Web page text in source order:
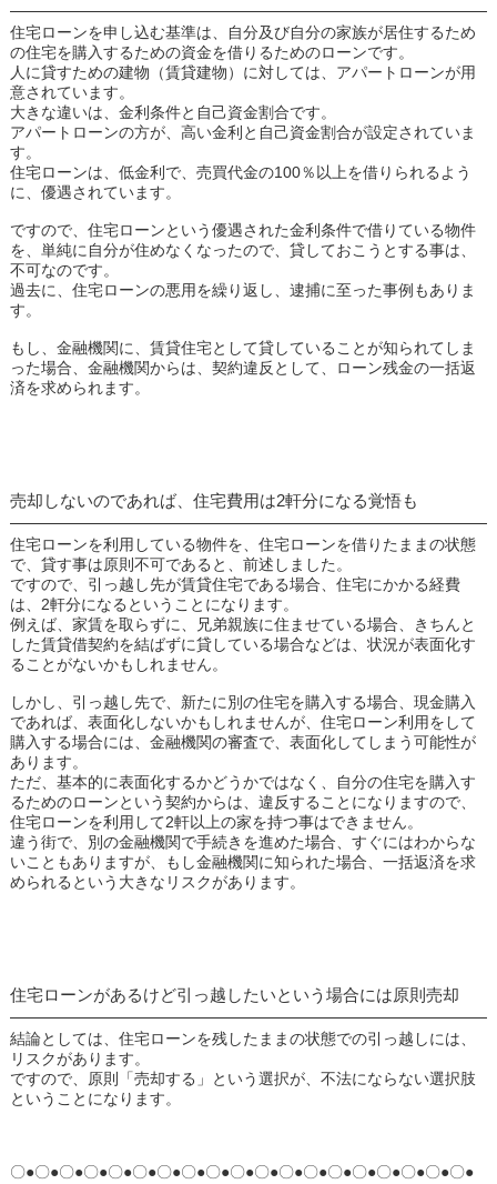
住宅ローンを申し込む基準は、自分及び自分の家族が居住するため
の住宅を購入するための資金を借りるためのローンです。
人に貸すための建物（賃貸建物）に対しては、アパートローンが用
意されています。
大きな違いは、金利条件と自己資金割合です。
アパートローンの方が、高い金利と自己資金割合が設定されていま
す。
住宅ローンは、低金利で、売買代金の100％以上を借りられるよう
に、優遇されています。
ですので、住宅ローンという優遇された金利条件で借りている物件
を、単純に自分が住めなくなったので、貸しておこうとする事は、
不可なのです。
過去に、住宅ローンの悪用を繰り返し、逮捕に至った事例もありま
す。
もし、金融機関に、賃貸住宅として貸していることが知られてしま
った場合、金融機関からは、契約違反として、ローン残金の一括返
済を求められます。
売却しないのであれば、住宅費用は2軒分になる覚悟も
住宅ローンを利用している物件を、住宅ローンを借りたままの状態
で、貸す事は原則不可であると、前述しました。
ですので、引っ越し先が賃貸住宅である場合、住宅にかかる経費
は、2軒分になるということになります。
例えば、家賃を取らずに、兄弟親族に住ませている場合、きちんと
した賃貸借契約を結ばずに貸している場合などは、状況が表面化す
ることがないかもしれません。
しかし、引っ越し先で、新たに別の住宅を購入する場合、現金購入
であれば、表面化しないかもしれませんが、住宅ローン利用をして
購入する場合には、金融機関の審査で、表面化してしまう可能性が
あります。
ただ、基本的に表面化するかどうかではなく、自分の住宅を購入す
るためのローンという契約からは、違反することになりますので、
住宅ローンを利用して2軒以上の家を持つ事はできません。
違う街で、別の金融機関で手続きを進めた場合、すぐにはわからな
いこともありますが、もし金融機関に知られた場合、一括返済を求
められるという大きなリスクがあります。
住宅ローンがあるけど引っ越したいという場合には原則売却
結論としては、住宅ローンを残したままの状態での引っ越しには、
リスクがあります。
ですので、原則「売却する」という選択が、不法にならない選択肢
ということになります。
〇●〇●〇●〇●〇●〇●〇●〇●〇●〇●〇●〇●〇●〇●〇●〇●〇●〇●〇●